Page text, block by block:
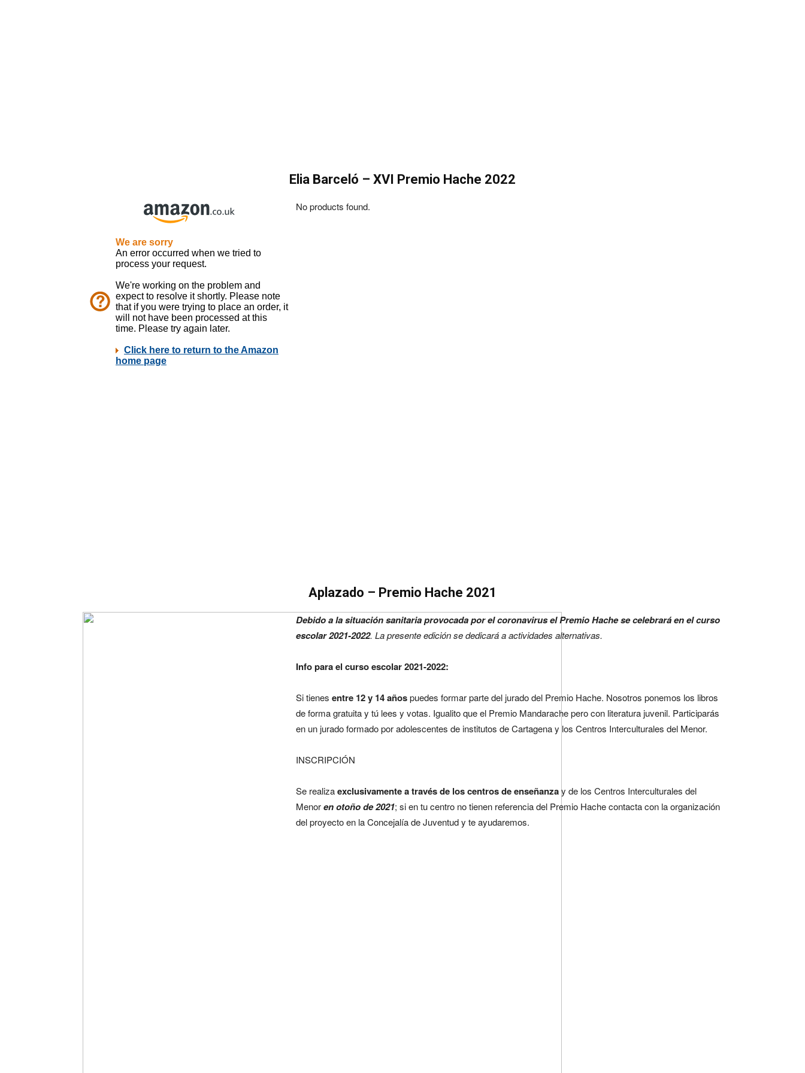
Elia Barceló – XVI Premio Hache 2022
No products found.
Aplazado – Premio Hache 2021
Debido a la situación sanitaria provocada por el coronavirus el Premio Hache se celebrará en el curso
escolar 2021-2022. La presente edición se dedicará a actividades alternativas.
Info para el curso escolar 2021-2022:
Si tienes entre 12 y 14 añospuedes formar parte del jurado del Premio Hache. Nosotros ponemos los libros
de forma gratuita y tú lees y votas. Igualito que el Premio Mandarache pero con literatura juvenil. Participarás
en un jurado formado por adolescentes de institutos de Cartagena y los Centros Interculturales del Menor.
INSCRIPCIÓN
Se realizaexclusivamente a través de los centros de enseñanzay de los Centros Interculturales del
Menoren otoño de 2021; si en tu centro no tienen referencia del Premio Hache contacta con la organización
del proyecto en la Concejalía de Juventud y te ayudaremos.